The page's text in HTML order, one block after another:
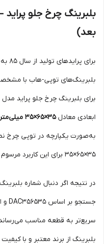
بعد)
برای بلبرینگ چرخ جلو پراید
ابعادی معادل35×65×35 میلی‌متر
به‌صورت یکپارچه در توپی چرخ
35×65×35 برای این کاربرد مرسوم است.
در نتیجه اگر دنبال شماره
سریع‌تر به قطعه مناسب
بلبرینگ از برند معتبر و با